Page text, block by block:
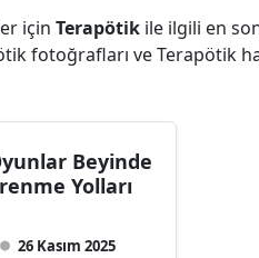
için Terapötik ile ilgili en
fotoğrafları ve Terapötik
Beyinde
Yolları
26 Kasım 2025